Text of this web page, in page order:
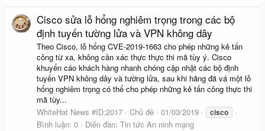
Cisco sửa lỗ hổng nghiêm trọng trong các bộ
định tuyến tường lửa và VPN không dây
Theo Cisco, lỗ hổng CVE-2019-1663 cho phép những kẻ tấn
công từ xa, không cần xác thực thực thi mã tùy ý. Cisco
khuyến cáo khách hàng nhanh chóng cập nhật các bộ định
tuyến VPN không dây và tường lửa, sau khi hãng đã vá một lỗ
hổng nghiêm trọng có thể cho phép những kẻ tấn công thực thi
mã tùy...
WhiteHat News #ID:2017
Chủ đề 01/03/2019 cisco
Bình luận: 0 Diễn đàn: Tin tức An ninh mạng